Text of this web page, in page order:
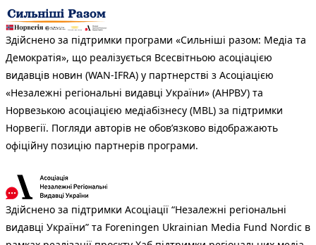
Здійснено за підтримки програми «Сильніші разом: Медіа та
Демократія», що реалізується Всесвітньою асоціацією
видавців новин (WAN-IFRA) у партнерстві з Асоціацією
«Незалежні регіональні видавці України» (АНРВУ) та
Норвезькою асоціацією медіабізнесу (MBL) за підтримки
Норвегії. Погляди авторів не обов’язково відображають
офіційну позицію партнерів програми.
Здійснено за підтримки Асоціації “Незалежні регіональні
видавці України” та Foreningen Ukrainian Media Fund Nordic в